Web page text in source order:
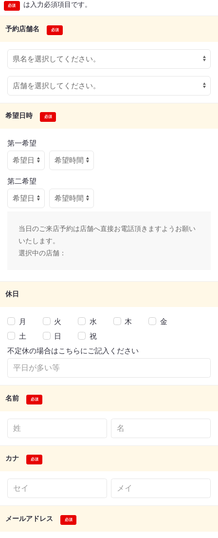
は入力必須項目です。
予約店舗名
希望日時
第一希望
第二希望
当日のご来店予約は店舗へ直接お電話頂きますようお願い
いたします。
選択中の店舗：
休日
月 火 水 木
金
土
日
祝
不定休の場合はこちらにご記入ください
名前
カナ
メールアドレス